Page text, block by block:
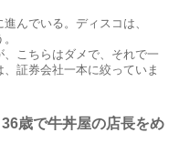
んでいる。ディスコは、
、こちらはダメで、それで一
証券会社一本に絞っていま
歳で牛丼屋の店長をめ